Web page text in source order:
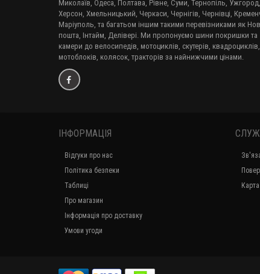
обслуговування як мінімум здивують вас. Доставка по
містам Харків, Вінниця, Дніпропетровськ, Донецьк,
Запоріжжя, Івано-Франківськ, Кіровоград, Луганськ, Луцьк,
Миколаїв, Одеса, Полтава, Рівне, Суми, Тернопіль, Ужгород,
Херсон, Хмельницький, Черкаси, Чернігів, Чернівці,
Маріуполь, та багатьом іншим такими перевізниками як Нова
пошта, Інтайм, Делівері. Ми пропонуємо шини покришки та
камери до велосипедів, мотоциклів, скутерів, квадроциклів,
мотоблоків, колясок, тракторів за найнижчими цінами.
ІНФОРМАЦІЯ
Відгуки про нас
Політика безпеки
Таблиці
Про магазин